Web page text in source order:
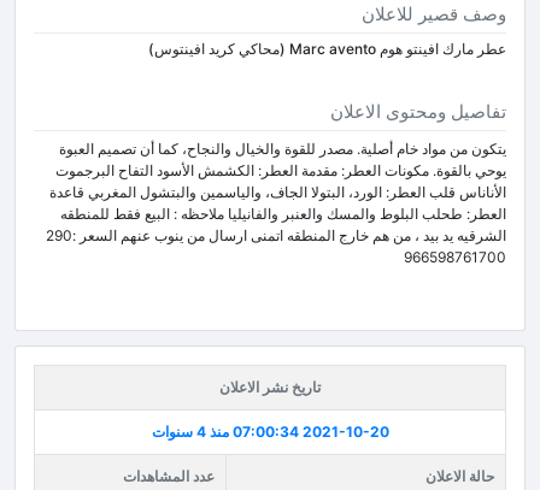
وصف قصير للاعلان
عطر مارك افينتو هوم Marc avento (محاكي كريد افينتوس)
تفاصيل ومحتوى الاعلان
يتكون من مواد خام أصلية. مصدر للقوة والخيال والنجاح، كما أن تصميم العبوة
يوحي بالقوة. مكونات العطر: مقدمة العطر: الكشمش الأسود التفاح البرجموت
الأناناس قلب العطر: الورد، البتولا الجاف، والياسمين والبتشول المغربي قاعدة
العطر: طحلب البلوط والمسك والعنبر والفانيليا ملاحظه : البيع فقط للمنطقه
الشرقيه يد بيد ، من هم خارج المنطقه اتمنى ارسال من ينوب عنهم السعر :290
966598761700
تاريخ نشر الاعلان
2021-10-20 07:00:34 منذ 4 سنوات
حالة الاعلان عدد المشاهدات